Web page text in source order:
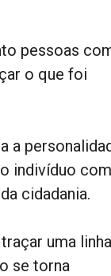
pessoas
o que foi
a
indivíduo
cidadania.
uma linha
se torna